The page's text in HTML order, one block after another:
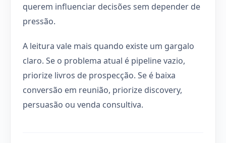
querem influenciar decisões sem depender de
pressão.
A leitura vale mais quando existe um gargalo
claro. Se o problema atual é pipeline vazio,
priorize livros de prospecção. Se é baixa
conversão em reunião, priorize discovery,
persuasão ou venda consultiva.